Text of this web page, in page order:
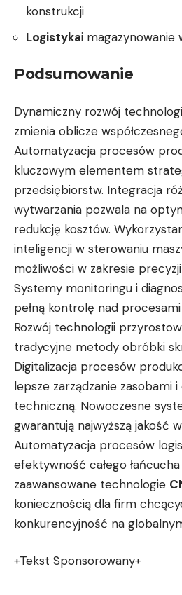
konstrukcji
Logistykai
Podsumowanie
Dynamiczny rozwój
zmienia oblicze
Automatyzacja procesów
kluczowym elementem
przedsiębiorstw. Integracja
wytwarzania pozwala na
redukcję kosztów.
inteligencji w sterowaniu
możliwości w zakresie
Systemy monitoringu i
pełną kontrolę nad
Rozwój technologii
tradycyjne metody obróbki
Digitalizacja procesów
lepsze zarządzanie zasobami
techniczną. Nowoczesne
gwarantują najwyższą jakość
Automatyzacja procesów
efektywność całego
zaawansowane technologie
koniecznością dla firm
konkurencyjność na
+Tekst Sponsorowany+